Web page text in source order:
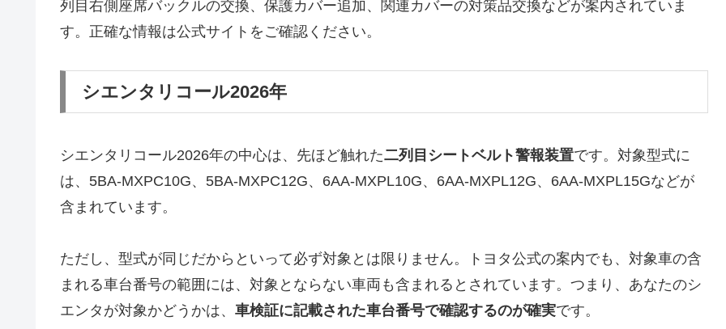
列目右側座席バックルの交換、保護カバー追加、関連カバーの対策品交換などが案内されていま
す。正確な情報は公式サイトをご確認ください。
シエンタリコール2026年
シエンタリコール2026年の中心は、先ほど触れた二列目シートベルト警報装置です。対象型式に
は、5BA-MXPC10G、5BA-MXPC12G、6AA-MXPL10G、6AA-MXPL12G、6AA-MXPL15Gなどが
含まれています。
ただし、型式が同じだからといって必ず対象とは限りません。トヨタ公式の案内でも、対象車の含
まれる車台番号の範囲には、対象とならない車両も含まれるとされています。つまり、あなたのシ
エンタが対象かどうかは、 車検証に記載された車台番号で確認するのが確実です。